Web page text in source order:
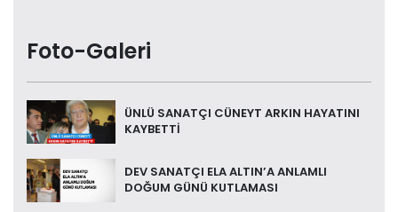
Foto-Galeri
ÜNLÜ SANATÇI CÜNEYT ARKIN HAYATINI
KAYBETTİ
DEV SANATÇI ELA ALTIN’A ANLAMLI
DOĞUM GÜNÜ KUTLAMASI